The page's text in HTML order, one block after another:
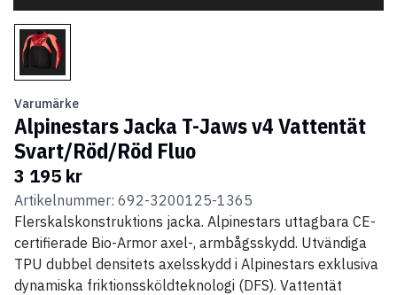
Varumärke
Alpinestars Jacka T-Jaws v4 Vattentät
Svart/Röd/Röd Fluo
3 195 kr
Artikelnummer: 692-3200125-1365
Flerskalskonstruktions jacka. Alpinestars uttagbara CE-
certifierade Bio-Armor axel-, armbågsskydd. Utvändiga
TPU dubbel densitets axelsskydd i Alpinestars exklusiva
dynamiska friktionssköldteknologi (DFS). Vattentät